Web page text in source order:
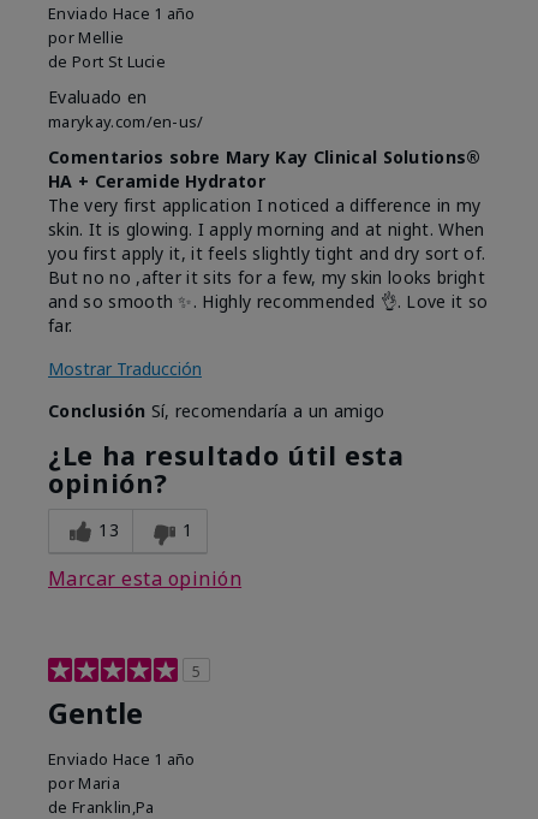
Enviado Hace 1 año
por Mellie
de Port St Lucie
Evaluado en
marykay.com/en-us/
Comentarios sobre Mary Kay Clinical Solutions®
HA + Ceramide Hydrator
The very first application I noticed a difference in my
skin. It is glowing. I apply morning and at night. When
you first apply it, it feels slightly tight and dry sort of.
But no no ,after it sits for a few, my skin looks bright
and so smooth ✨️. Highly recommended 👌. Love it so
far.
Mostrar Traducción
Conclusión Sí, recomendaría a un amigo
¿Le ha resultado útil esta
opinión?
13 1
Marcar esta opinión
5
Gentle
Enviado Hace 1 año
por Maria
de Franklin,Pa